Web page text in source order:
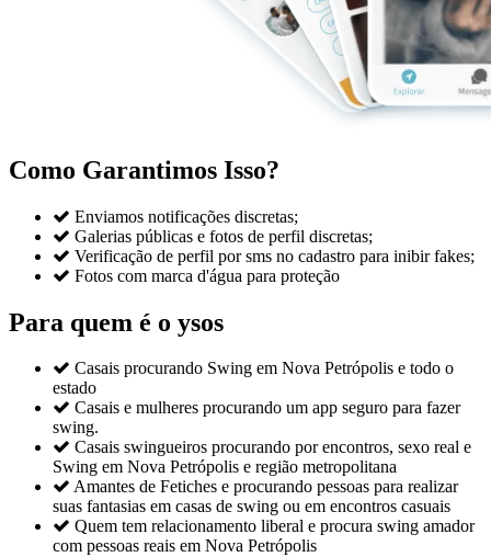
Como Garantimos Isso?
 Enviamos notificações discretas;
 Galerias públicas e fotos de perfil discretas;
 Verificação de perfil por sms no cadastro para inibir fakes;
 Fotos com marca d'água para proteção
Para quem é o ysos
 Casais procurando Swing em Nova Petrópolis e todo o
estado
 Casais e mulheres procurando um app seguro para fazer
swing.
 Casais swingueiros procurando por encontros, sexo real e
Swing em Nova Petrópolis e região metropolitana
 Amantes de Fetiches e procurando pessoas para realizar
suas fantasias em casas de swing ou em encontros casuais
 Quem tem relacionamento liberal e procura swing amador
com pessoas reais em Nova Petrópolis